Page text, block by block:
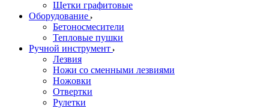
Щетки графитовые
Оборудование
Бетоносмесители
Тепловые пушки
Ручной инструмент
Лезвия
Ножи со сменными лезвиями
Ножовки
Отвертки
Рулетки